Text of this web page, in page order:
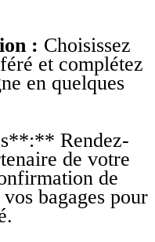
: Choisissez
et complétez
en quelques
Rendez-
de votre
de
bagages pour